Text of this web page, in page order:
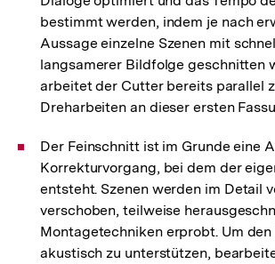
bestimmt werden, indem je nach
Aussage einzelne Szenen mit
langsamerer Bildfolge geschnitten
arbeitet der Cutter bereits parallel
Dreharbeiten an dieser ersten
Der Feinschnitt ist im Grunde eine
Korrekturvorgang, bei dem der
entsteht. Szenen werden im Detail
verschoben, teilweise
Montagetechniken erprobt. Um
akustisch zu unterstützen,